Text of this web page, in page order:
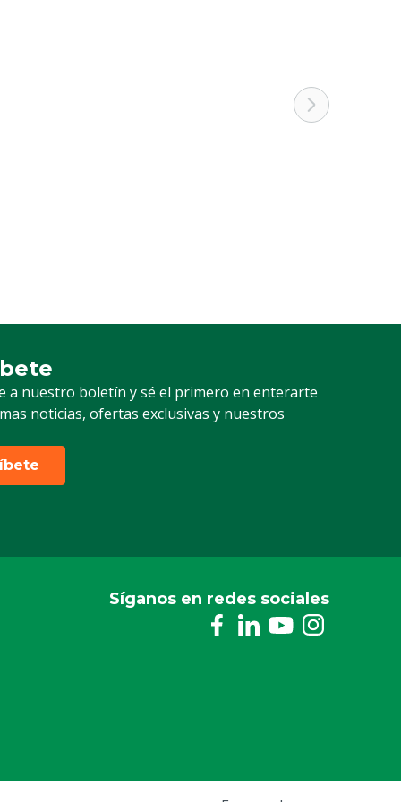
a nuestro boletín y sé el primero en enterarte
noticias, ofertas exclusivas y nuestros
a nuestro boletín
Síganos en redes sociales